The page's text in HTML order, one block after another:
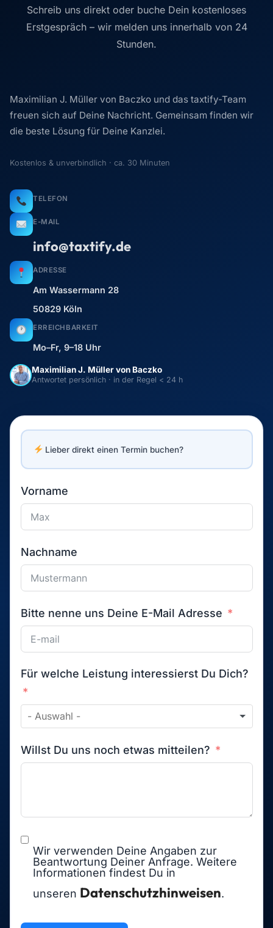
Schreib uns direkt oder buche Dein kostenloses
Erstgespräch – wir melden uns innerhalb von 24
Stunden.
Maximilian J. Müller von Baczko und das taxtify-Team
freuen sich auf Deine Nachricht. Gemeinsam finden wir
die beste Lösung für Deine Kanzlei.
Kostenlos & unverbindlich · ca. 30 Minuten
TELEFON
E-MAIL
info@taxtify.de
ADRESSE
Am Wassermann 28
50829 Köln
ERREICHBARKEIT
Mo–Fr, 9–18 Uhr
Maximilian J. Müller von Baczko
Antwortet persönlich · in der Regel < 24 h
Lieber direkt einen Termin buchen?
Vorname
Nachname
Bitte nenne uns Deine E-Mail Adresse
Für welche Leistung interessierst Du Dich?
Willst Du uns noch etwas mitteilen?
Wir verwenden Deine Angaben zur
Beantwortung Deiner Anfrage. Weitere
Informationen findest Du in
unseren Datenschutzhinweisen.